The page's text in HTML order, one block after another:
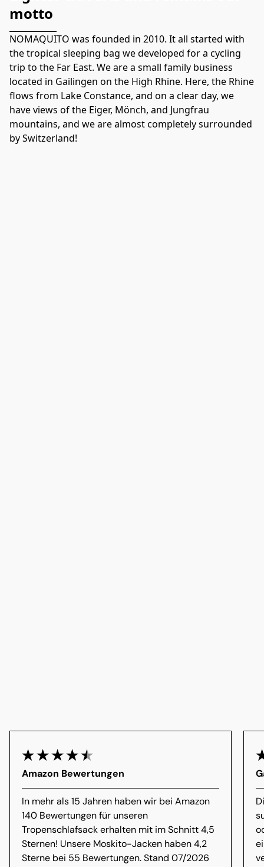
motto
NOMAQUITO was founded in 2010. It all started with
the tropical sleeping bag we developed for a cycling
trip to the Far East. We are a small family business
located in Gailingen on the High Rhine. Here, the Rhine
flows from Lake Constance, and on a clear day, we
have views of the Eiger, Mönch, and Jungfrau
mountains, and we are almost completely surrounded
by Switzerland!
Amazon Bewertungen
In mehr als 15 Jahren haben wir bei Amazon
140 Bewertungen für unseren
Tropenschlafsack erhalten mit im Schnitt 4,5
Sternen! Unsere Moskito-Jacken haben 4,2
Sterne bei 55 Bewertungen. Stand 07/2026